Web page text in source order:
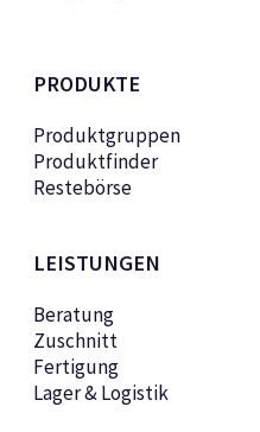
PRODUKTE
Produktgruppen
Produktfinder
Restebörse
LEISTUNGEN
Beratung
Zuschnitt
Fertigung
Lager & Logistik